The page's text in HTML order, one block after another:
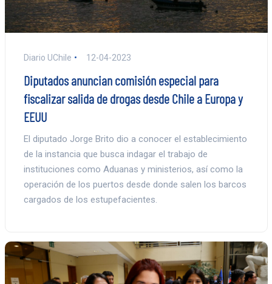
Diario UChile 12-04-2023
Diputados anuncian comisión especial para
fiscalizar salida de drogas desde Chile a Europa y
EEUU
El diputado Jorge Brito dio a conocer el establecimiento
de la instancia que busca indagar el trabajo de
instituciones como Aduanas y ministerios, así como la
operación de los puertos desde donde salen los barcos
cargados de los estupefacientes.